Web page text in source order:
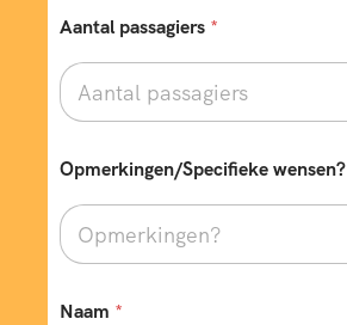
Aantal passagiers *
Opmerkingen/Specifieke wensen?
Naam *